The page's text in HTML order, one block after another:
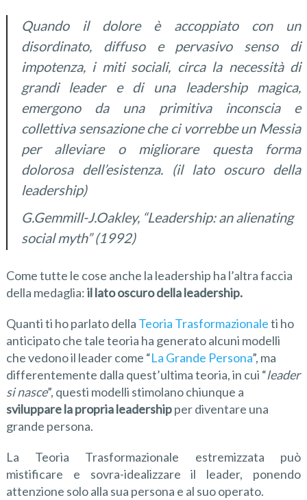
Quando il dolore è accoppiato con un
disordinato, diffuso e pervasivo senso di
impotenza, i miti sociali, circa la necessità di
grandi leader e di una leadership magica,
emergono da una primitiva inconscia e
collettiva sensazione che ci vorrebbe un Messia
per alleviare o migliorare questa forma
dolorosa dell’esistenza. (il lato oscuro della
leadership)
G.Gemmill-J.Oakley, “Leadership: an alienating
social myth” (1992)
Come tutte le cose anche la leadership ha l’altra faccia
della medaglia:il lato oscuro della leadership.
Quanti ti ho parlato della Teoria Trasformazionaleti ho
anticipato che tale teoria ha generato alcuni modelli
che vedono il leader come “La Grande Persona”, ma
differentemente dalla quest’ultima teoria, in cui “leader
si nasce”, questi modelli stimolano chiunque a
sviluppare la propria leadershipper diventare una
grande persona.
La Teoria Trasformazionale estremizzata può
mistificare e sovra-idealizzare il leader, ponendo
attenzione solo alla sua persona e al suo operato.